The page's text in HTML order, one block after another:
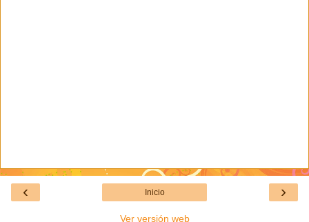
‹ ›
Inicio
Ver versión web